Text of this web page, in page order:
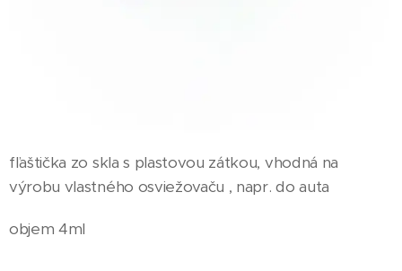
fľaštička zo skla s plastovou zátkou, vhodná na
výrobu vlastného osviežovaču , napr. do auta
objem 4ml